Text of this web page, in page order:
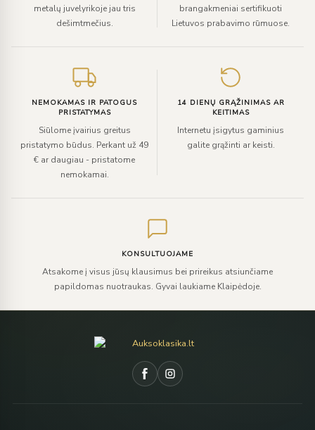
metalų juvelyrikoje jau tris
dešimtmečius.
brangakmeniai sertifikuoti
Lietuvos prabavimo rūmuose.
NEMOKAMAS IR PATOGUS
PRISTATYMAS
Siūlome įvairius greitus
pristatymo būdus. Perkant už 49
€ ar daugiau - pristatome
nemokamai.
14 DIENŲ GRĄŽINIMAS AR
KEITIMAS
Internetu įsigytus gaminius
galite grąžinti ar keisti.
KONSULTUOJAME
Atsakome į visus jūsų klausimus bei prireikus atsiunčiame
papildomas nuotraukas. Gyvai laukiame Klaipėdoje.